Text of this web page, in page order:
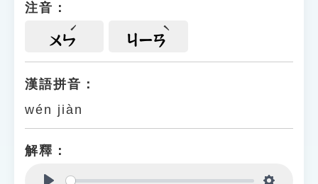
遊戲專區
貓頭鷹博士
注音：
ㄨㄣ ㄐㄧㄢ
漢語拼音：
wén jiàn
解釋：